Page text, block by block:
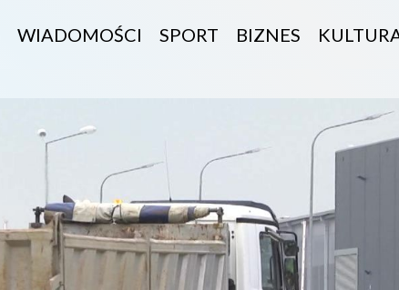
WIADOMOŚCI SPORT BIZNES